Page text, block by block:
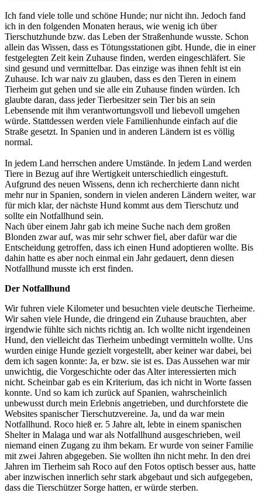
Ich fand viele tolle und schöne Hunde; nur nicht ihn. Jedoch fand
ich in den folgenden Monaten heraus, wie wenig ich über
Tierschutzhunde bzw. das Leben der Straßenhunde wusste. Schon
allein das Wissen, dass es Tötungsstationen gibt. Hunde, die in einer
festgelegten Zeit kein Zuhause finden, werden eingeschläfert. Sie
sind gesund und vermittelbar. Das einzige was ihnen fehlt ist ein
Zuhause. Ich war naiv zu glauben, dass es den Tieren in einem
Tierheim gut gehen und sie alle ein Zuhause finden würden. Ich
glaubte daran, dass jeder Tierbesitzer sein Tier bis an sein
Lebensende mit ihm verantwortungsvoll und liebevoll umgehen
würde. Stattdessen werden viele Familienhunde einfach auf die
Straße gesetzt. In Spanien und in anderen Ländern ist es völlig
normal.
In jedem Land herrschen andere Umstände. In jedem Land werden
Tiere in Bezug auf ihre Wertigkeit unterschiedlich eingestuft.
Aufgrund des neuen Wissens, denn ich recherchierte dann nicht
mehr nur in Spanien, sondern in vielen anderen Ländern weiter, war
für mich klar, der nächste Hund kommt aus dem Tierschutz und
sollte ein Notfallhund sein.
Nach über einem Jahr gab ich meine Suche nach dem großen
Blonden zwar auf, was mir sehr schwer fiel, aber dafür war die
Entscheidung getroffen, dass ich einen Hund adoptieren wollte. Bis
dahin hatte es aber noch einmal ein Jahr gedauert, denn diesen
Notfallhund musste ich erst finden.
Der Notfallhund
Wir fuhren viele Kilometer und besuchten viele deutsche Tierheime.
Wir sahen viele Hunde, die dringend ein Zuhause brauchten, aber
irgendwie fühlte sich nichts richtig an. Ich wollte nicht irgendeinen
Hund, den vielleicht das Tierheim unbedingt vermitteln wollte. Uns
wurden einige Hunde gezielt vorgestellt, aber keiner war dabei, bei
dem ich sagen konnte: Ja, er bzw. sie ist es. Das Aussehen war mir
unwichtig, die Vorgeschichte oder das Alter interessierten mich
nicht. Scheinbar gab es ein Kriterium, das ich nicht in Worte fassen
konnte. Und so kam ich zurück auf Spanien, wahrscheinlich
unbewusst durch mein Erlebnis angetrieben, und durchforstete die
Websites spanischer Tierschutzvereine. Ja, und da war mein
Notfallhund. Roco hieß er. 5 Jahre alt, lebte in einem spanischen
Shelter in Malaga und war als Notfallhund ausgeschrieben, weil
niemand einen Zugang zu ihm bekam. Er wurde von seiner Familie
mit zwei Jahren abgegeben. Sie wollten ihn nicht mehr. In den drei
Jahren im Tierheim sah Roco auf den Fotos optisch besser aus, hatte
aber inzwischen innerlich sehr stark abgebaut und sich aufgegeben,
dass die Tierschützer Sorge hatten, er würde sterben.